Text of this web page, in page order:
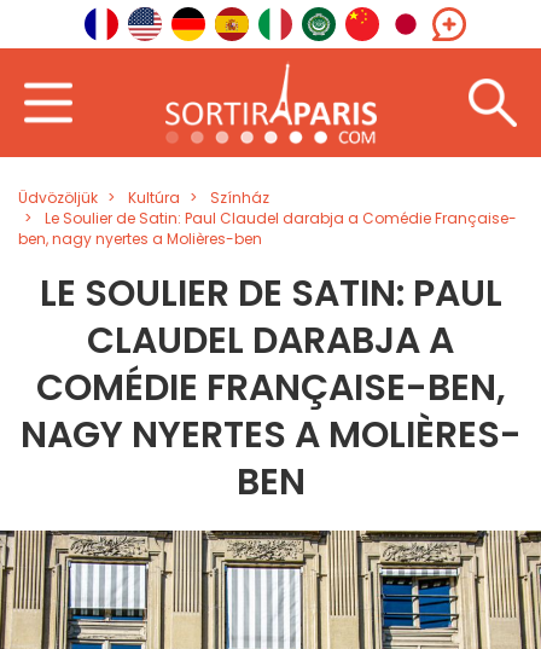
Üdvözöljük Kultúra
Színház
Le Soulier de Satin: Paul Claudel darabja a Comédie Française-
ben, nagy nyertes a Molières-ben
LE SOULIER DE SATIN: PAUL
CLAUDEL DARABJA A
COMÉDIE FRANÇAISE-BEN,
NAGY NYERTES A MOLIÈRES-
BEN